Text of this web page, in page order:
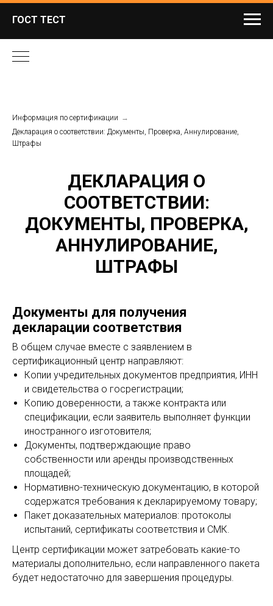
ГОСТ ТЕСТ
Информация по сертификации →
Декларация о соответствии: Документы, Проверка, Аннулирование,
Штрафы
ДЕКЛАРАЦИЯ О
СООТВЕТСТВИИ:
ДОКУМЕНТЫ, ПРОВЕРКА,
АННУЛИРОВАНИЕ,
ШТРАФЫ
Документы для получения
декларации соответствия
В общем случае вместе с заявлением в
сертификационный центр направляют:
Копии учредительных документов предприятия, ИНН
и свидетельства о госрегистрации;
Копию доверенности, а также контракта или
спецификации, если заявитель выполняет функции
иностранного изготовителя;
Документы, подтверждающие право
собственности или аренды производственных
площадей;
Нормативно-техническую документацию, в которой
содержатся требования к декларируемому товару;
Пакет доказательных материалов: протоколы
испытаний, сертификаты соответствия и СМК.
Центр сертификации может затребовать какие-то
материалы дополнительно, если направленного пакета
будет недостаточно для завершения процедуры.